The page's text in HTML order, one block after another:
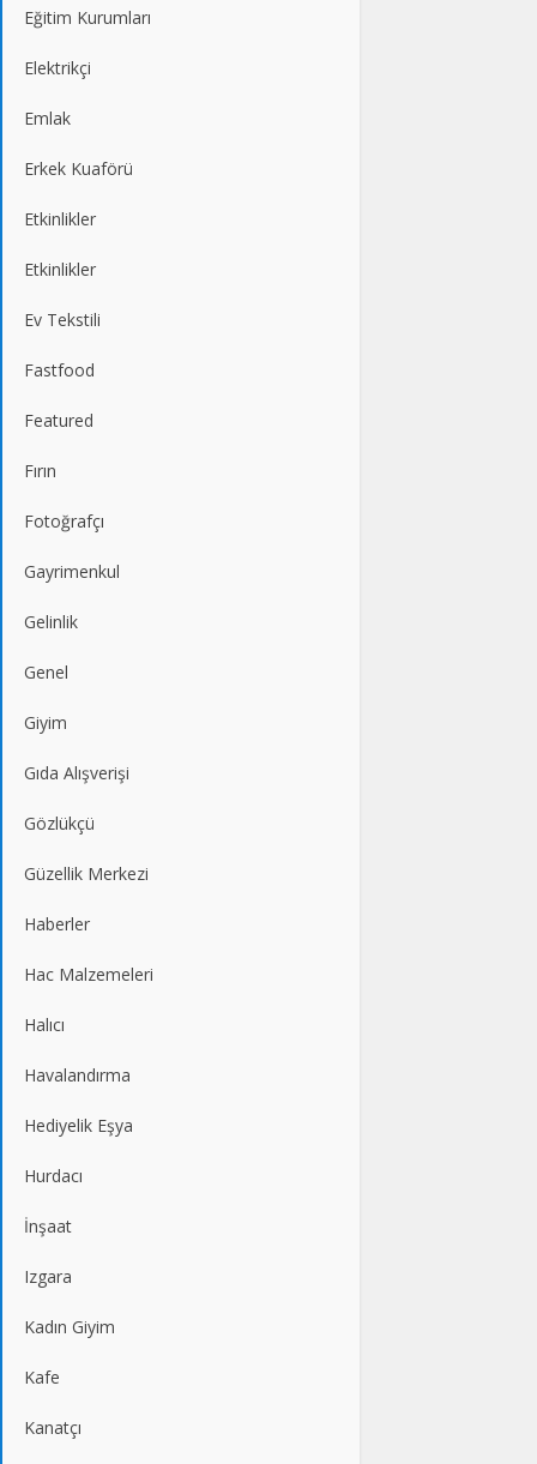
Eğitim Kurumları
Elektrikçi
Emlak
Erkek Kuaförü
Etkinlikler
Etkinlikler
Ev Tekstili
Fastfood
Featured
Fırın
Fotoğrafçı
Gayrimenkul
Gelinlik
Genel
Giyim
Gıda Alışverişi
Gözlükçü
Güzellik Merkezi
Haberler
Hac Malzemeleri
Halıcı
Havalandırma
Hediyelik Eşya
Hurdacı
İnşaat
Izgara
Kadın Giyim
Kafe
Kanatçı